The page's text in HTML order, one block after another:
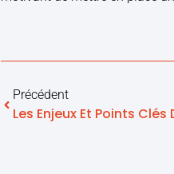
Précédent
Les Enjeux Et Points